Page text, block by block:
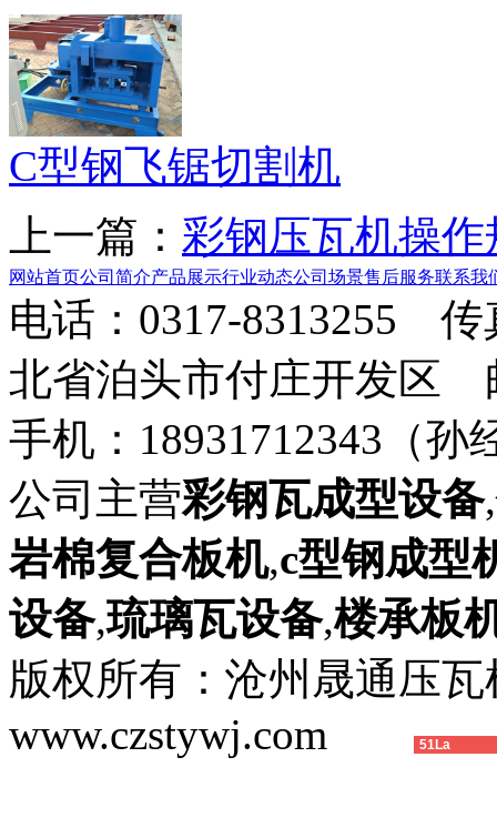
C型钢飞锯切割机
上一篇： 彩钢压瓦机操作
网站首页公司简介产品展示行业动态公司场景售后服务联系我
电话：0317-8313255
北省泊头市付庄开发区
手机：18931712343（孙
公司主营彩钢瓦成型设备,
岩棉复合板机,c型钢成型
设备,琉璃瓦设备,楼承板
版权所有：沧州晟通压
www.czstywj.com
51La